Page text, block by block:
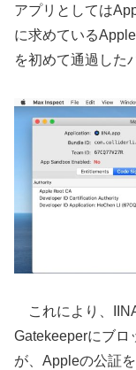
アプリとしては
に求めている
を初めて通過した
これにより、
Gatekeeperにブロ
が、Appleの公証